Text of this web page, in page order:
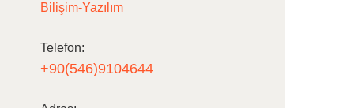
Bilişim-Yazılım
Telefon:
+90(546)9104644